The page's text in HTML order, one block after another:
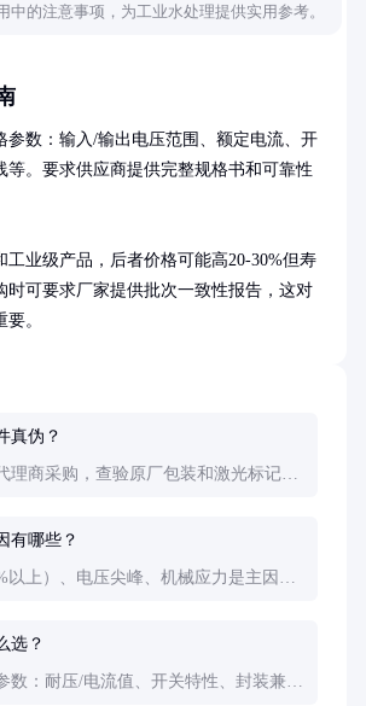
中的注意事项，为工业水处理提供实用参考。
参数：输入/输出电压范围、额定电流、开
等。要求供应商提供完整规格书和可靠性
工业级产品，后者价格可能高20-30%但寿
时可要求厂家提供批次一致性报告，这对
。
真伪？
理商采购，查验原厂包装和激光标记。
有哪些？
以上）、电压尖峰、机械应力是主因。
选？
数：耐压/电流值、开关特性、封装兼容